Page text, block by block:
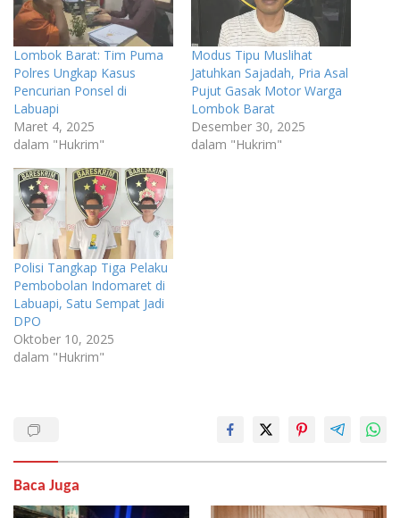
Lombok Barat: Tim Puma
Polres Ungkap Kasus
Pencurian Ponsel di
Labuapi
Maret 4, 2025
dalam "Hukrim"
Modus Tipu Muslihat
Jatuhkan Sajadah, Pria Asal
Pujut Gasak Motor Warga
Lombok Barat
Desember 30, 2025
dalam "Hukrim"
Polisi Tangkap Tiga Pelaku
Pembobolan Indomaret di
Labuapi, Satu Sempat Jadi
DPO
Oktober 10, 2025
dalam "Hukrim"
Baca Juga